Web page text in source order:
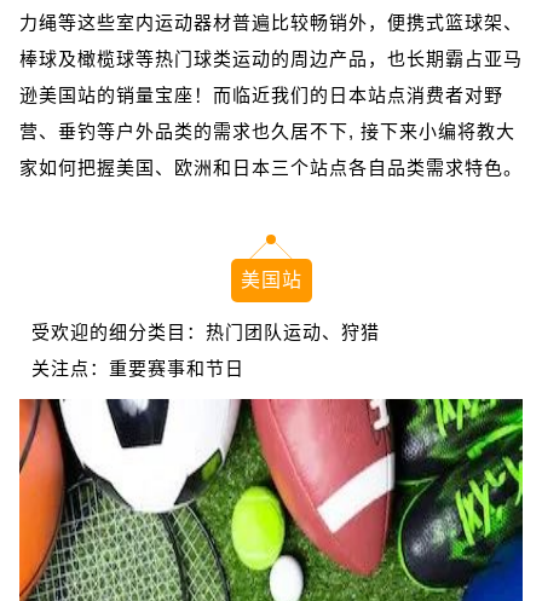
力绳等这些室内运动器材普遍比较畅销外，便携式篮球架、
棒球及橄榄球等热门球类运动的周边产品，也长期霸占亚马
逊美国站的销量宝座！而临近我们的日本站点消费者对野
营、垂钓等户外品类的需求也久居不下, 接下来小编将教大
家如何把握美国、欧洲和日本三个站点各自品类需求特色。
美国站
受欢迎的细分类目：热门团队运动、狩猎
关注点：重要赛事和节日